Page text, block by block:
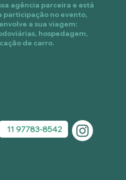
agência parceira e está
participação no evento,
a sua viagem:
hospedagem,
de carro.
11 97783-8542